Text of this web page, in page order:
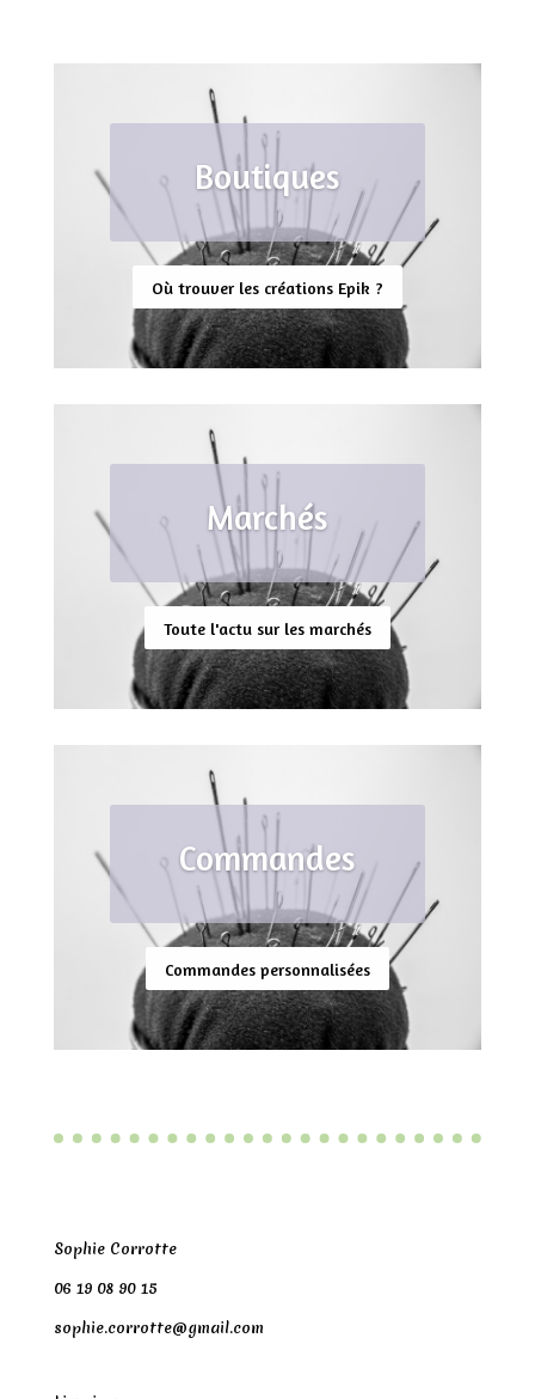
Boutiques
Où trouver les créations Epik ?
Marchés
Toute l'actu sur les marchés
Commandes
Commandes personnalisées
Sophie Corrotte
06 19 08 90 15
sophie.corrotte@gmail.com